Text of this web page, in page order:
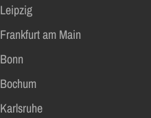
Leipzig
Frankfurt am Main
Bonn
Bochum
Karlsruhe